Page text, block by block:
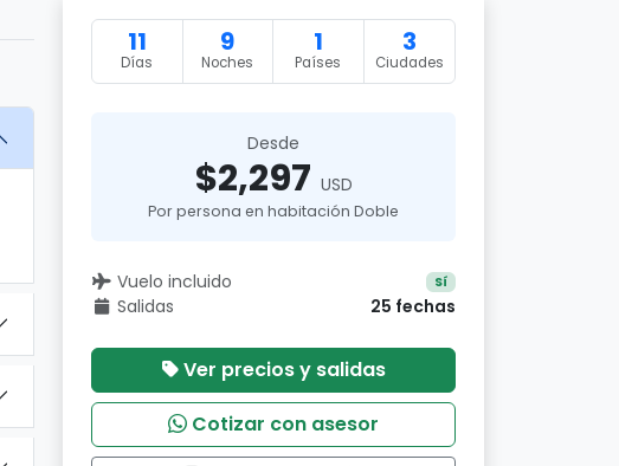
11
Días
9
Noches
1
Países
3
Ciudades
Desde
$2,297 USD
Por persona en habitación Doble
Vuelo incluido Sí
Salidas 25 fechas
Ver precios y salidas
Cotizar con asesor